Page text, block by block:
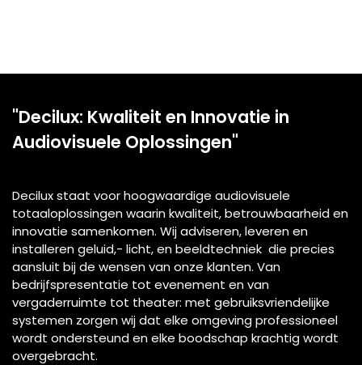
"Decilux: Kwaliteit en Innovatie in
Audiovisuele Oplossingen"
Decilux staat voor hoogwaardige audiovisuele
totaaloplossingen waarin kwaliteit, betrouwbaarheid en
innovatie samenkomen. Wij adviseren, leveren en
installeren geluid,- licht, en beeldtechniek die precies
aansluit bij de wensen van onze klanten. Van
bedrijfspresentatie tot evenement en van
vergaderruimte tot theater: met gebruiksvriendelijke
systemen zorgen wij dat elke omgeving professioneel
wordt ondersteund en elke boodschap krachtig wordt
overgebracht.